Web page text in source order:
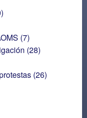
(7)
(28)
(26)